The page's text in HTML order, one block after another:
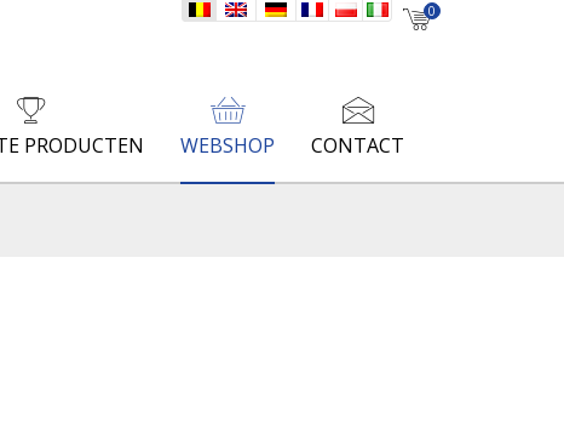
nl en de fr pl it 0
PRODUCTEN WEBSHOP CONTACT